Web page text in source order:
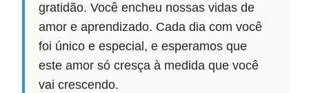
gratidão. Você encheu nossas vidas de
amor e aprendizado. Cada dia com você
foi único e especial, e esperamos que
este amor só cresça à medida que você
vai crescendo.